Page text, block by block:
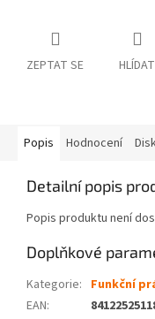
ZEPTAT SE HLÍDAT
Popis Hodnocení
Detailní popis
Popis produktu není
Doplňkové
Kategorie: Funkční
EAN: